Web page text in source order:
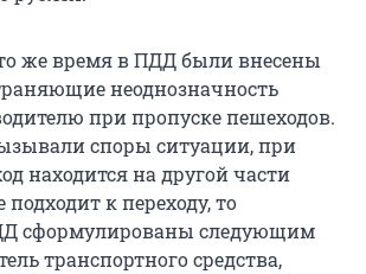
же время в ПДД были внесены
неоднозначность
при пропуске пешеходов.
споры ситуации, при
находится на другой части
к переходу, то
сформулированы следующим
транспортного средства,